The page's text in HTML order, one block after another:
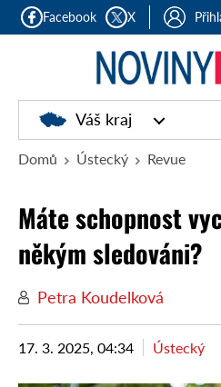
Facebook X
Váš kraj
Domů Ústecký Revue
Máte schopnost
někým sledováni?
Petra Koudelková
17. 3. 2025, 04:34 Ústecký